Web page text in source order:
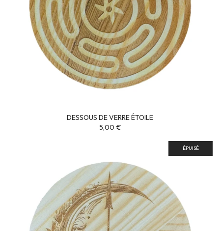
DESSOUS DE VERRE ÉTOILE
5,00 €
ÉPUISÉ